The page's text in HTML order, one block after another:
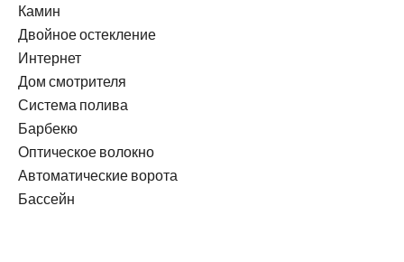
Камин
Двойное остекление
Интернет
Дом смотрителя
Система полива
Барбекю
Оптическое волокно
Автоматические ворота
Бассейн